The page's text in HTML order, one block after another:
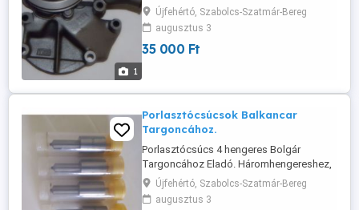
1
Három-négyhengereshez is rendelhető.
Újfehértó, Szabolcs-Szatmár-Bereg
augusztus 3
35 000 Ft
Porlasztócsúcsok Balkancar
Targoncához.
Porlasztócsúcs 4 hengeres Bolgár
Targoncához Eladó. Háromhengereshez,
egyéb Perkins motorokhoz is rendelhető.
Újfehértó, Szabolcs-Szatmár-Bereg
augusztus 3